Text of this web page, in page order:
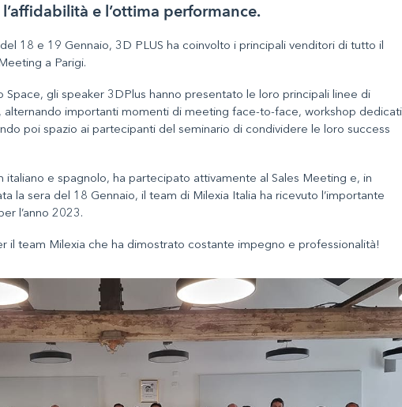
e l’ottima performance.
18 e 19 Gennaio, 3D PLUS ha coinvolto i principali venditori di tutto il
a Parigi.
Space, gli speaker 3DPlus hanno presentato le loro principali linee di
alternando importanti momenti di meeting face-to-face, workshop dedicati
poi spazio ai partecipanti del seminario di condividere le loro success
italiano e spagnolo, ha partecipato attivamente al Sales Meeting e, in
la sera del 18 Gennaio, il team di Milexia Italia ha ricevuto l’importante
l’anno 2023.
il team Milexia che ha dimostrato costante impegno e professionalità!